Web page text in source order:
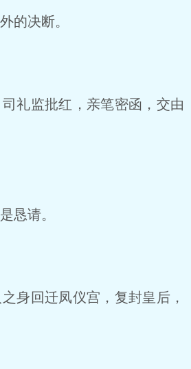
的决断。
礼监批红，亲笔密函，交由
恳请。
身回迁凤仪宫，复封皇后，